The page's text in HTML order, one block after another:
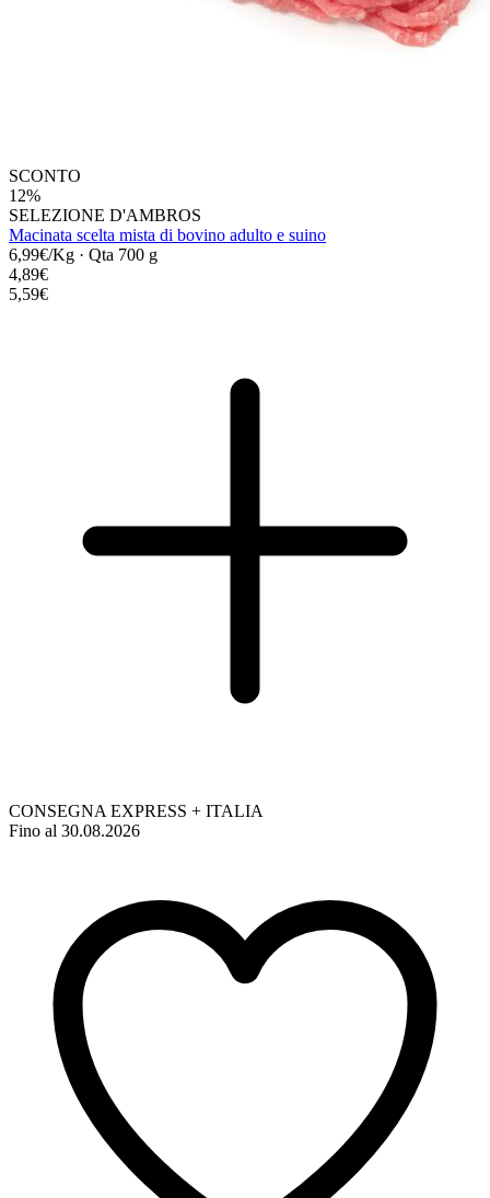
SCONTO
12%
SELEZIONE D'AMBROS
Macinata scelta mista di bovino adulto e suino
6,99€/Kg · Qta 700 g
4,89€
5,59€
CONSEGNA EXPRESS + ITALIA
Fino al 30.08.2026